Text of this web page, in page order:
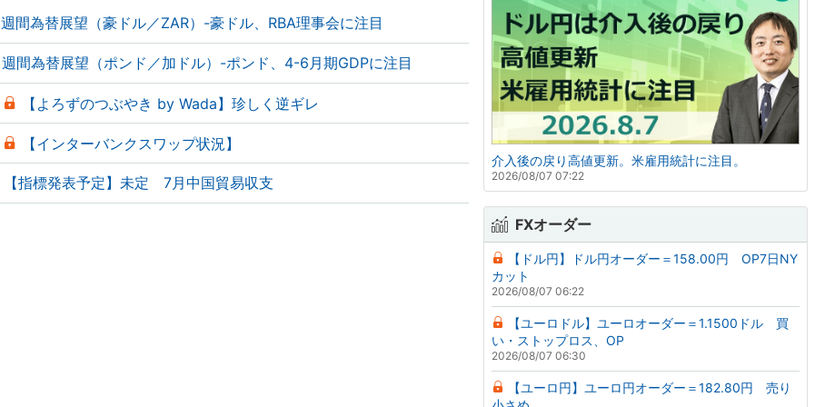
週間為替展望（豪ドル／ZAR）-豪ドル、RBA理事会に注目
週間為替展望（ポンド／加ドル）-ポンド、4-6月期GDPに注目
【よろずのつぶやき by Wada】珍しく逆ギレ
【インターバンクスワップ状況】
【指標発表予定】未定 7月中国貿易収支
介入後の戻り高値更新。米雇用統計に注目。
2026/08/07 07:22
FXオーダー
【ドル円】ドル円オーダー＝158.00円 OP7日NY
カット
2026/08/07 06:22
【ユーロドル】ユーロオーダー＝1.1500ドル 買
い・ストップロス、OP
2026/08/07 06:30
【ユーロ円】ユーロ円オーダー＝182.80円 売り